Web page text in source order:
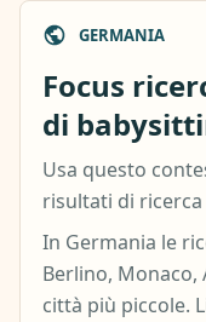
GERMANIA
Focus
di
Usa questo
risultati di
In Germania le
Berlino, Monaco,
città più piccole.